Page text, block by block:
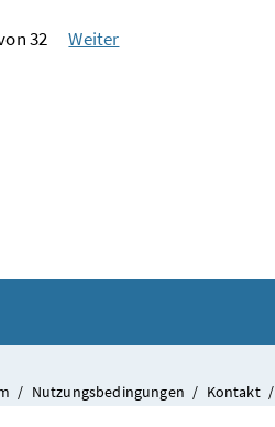
32 Weiter
/ Nutzungsbedingungen / Kontakt /